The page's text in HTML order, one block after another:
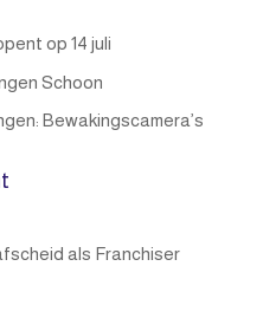
op 14 juli
Schoon
Bewakingscamera’s
als Franchiser